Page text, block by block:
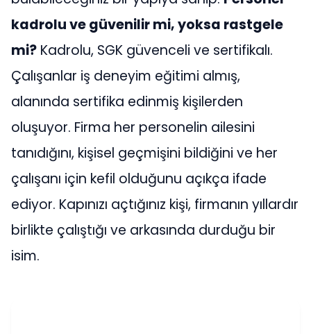
kadrolu ve güvenilir mi, yoksa rastgele
mi? Kadrolu, SGK güvenceli ve sertifikalı.
Çalışanlar iş deneyim eğitimi almış,
alanında sertifika edinmiş kişilerden
oluşuyor. Firma her personelin ailesini
tanıdığını, kişisel geçmişini bildiğini ve her
çalışanı için kefil olduğunu açıkça ifade
ediyor. Kapınızı açtığınız kişi, firmanın yıllardır
birlikte çalıştığı ve arkasında durduğu bir
isim.